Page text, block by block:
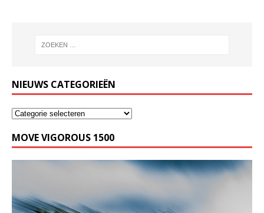
NIEUWS CATEGORIEËN
MOVE VIGOROUS 1500